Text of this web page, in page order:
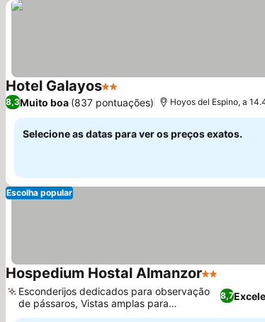
Hotel Galayos2 EstrelasVer preços
8,3Muito boa (837 pontuações) Hoyos del Espino, a
Selecione as datas para ver os preços exatos.
Escolha popular
Hospedium Hostal Almanzor2 Estrelas
8,7
Esconderijos dedicados para observação
de pássaros, Vistas amplas para
montanhas e florestas